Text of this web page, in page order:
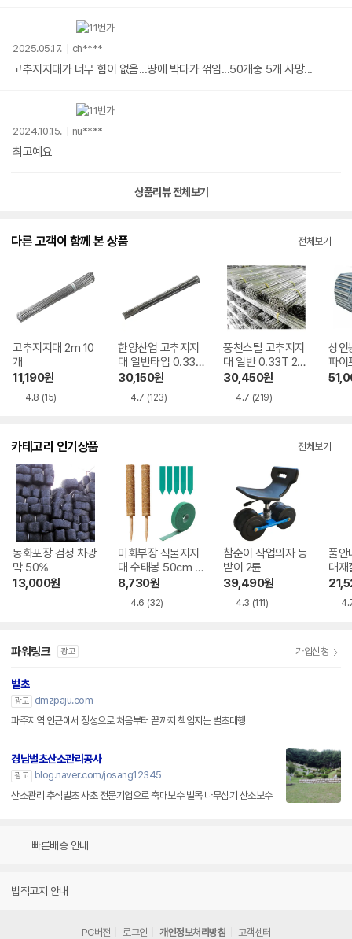
2025.05.17. ch****
고추지지대가 너무 힘이 없음...땅에 박다가 꺾임...50개중 5개 사망...
2024.10.15. nu****
최고예요
상품리뷰 전체보기
다른 고객이 함께 본 상품 전체보기
고추지지대 2m 10
개
11,190원
4.8 (15)
한양산업 고추지지
대 일반타입 0.33T
2m 50개
30,150원
4.7 (123)
풍천스틸 고추지지
대 일반 0.33T 2m
50개
30,450원
4.7 (219)
상인
파이
m-
카테고리 인기상품 전체보기
동화포장 검정 차광
막 50%
13,000원
미화부장 식물지지
대 수태봉 50cm 2
개 + 벨크로 1개 +
이름표 5개
8,730원
4.6 (32)
참순이 작업의자 등
받이 2륜
39,490원
4.3 (111)
풀안
대재
파워링크 광고 가입신청
벌초
광고
dmzpaju.com
파주지역 인근에서 정성으로 처음부터 끝까지 책임지는 벌초대행
경남벌초산소관리공사
광고
blog.naver.com/josang12345
산소관리 추석벌초 사초 전문기업으로 축대보수 벌목 나무심기 산소보수
빠른배송 안내
법적고지 안내
PC버전 로그인 개인정보처리방침 고객센터